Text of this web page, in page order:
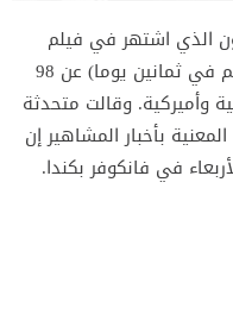
الذي اشتهر في فيلم
"أراوند ذا وورلد إن 80 دايز" (حول العالم في ثمانين يوما) عن 98
وأميركية. وقالت متحدثة
بأخبار المشاهير إن
في فانكوفر بكندا.